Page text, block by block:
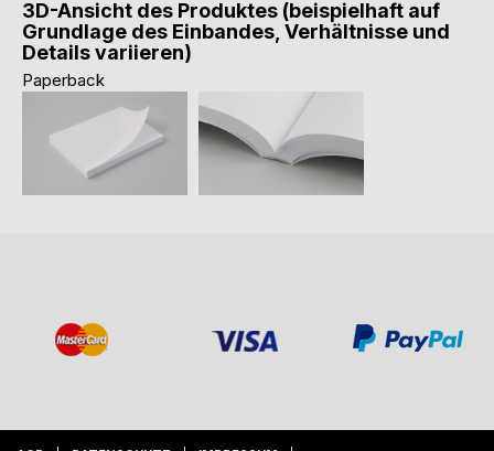
3D-Ansicht des Produktes (beispielhaft auf
Grundlage des Einbandes, Verhältnisse und
Details variieren)
Paperback